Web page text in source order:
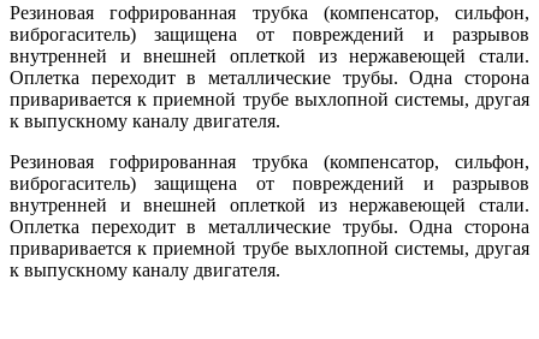
Резиновая гофрированная трубка (компенсатор, сильфон,
виброгаситель) защищена от повреждений и разрывов
внутренней и внешней оплеткой из нержавеющей стали.
Оплетка переходит в металлические трубы. Одна сторона
приваривается к приемной трубе выхлопной системы, другая
к выпускному каналу двигателя.
Резиновая гофрированная трубка (компенсатор, сильфон,
виброгаситель) защищена от повреждений и разрывов
внутренней и внешней оплеткой из нержавеющей стали.
Оплетка переходит в металлические трубы. Одна сторона
приваривается к приемной трубе выхлопной системы, другая
к выпускному каналу двигателя.